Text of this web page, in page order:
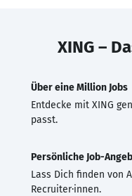
XING –
Über eine Million Jobs
Entdecke mit XING
passt.
Persönliche Job-
Lass Dich finden von
Recruiter·innen.